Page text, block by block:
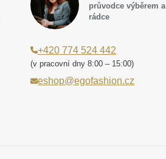
průvodce výběrem a
rádce
+420 774 524 442
(v pracovní dny 8:00 – 15:00)
eshop@egofashion.cz